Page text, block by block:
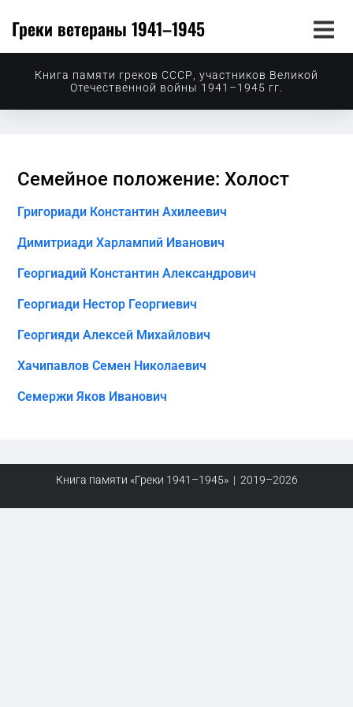
Греки ветераны 1941–1945
Книга памяти греков СССР, участников Великой
Отечественной войны 1941–1945 гг.
Семейное положение: Холост
Григориади Константин Ахилеевич
Димитриади Харлампий Иванович
Георгиадий Константин Александрович
Георгиади Нестор Георгиевич
Георгияди Алексей Михайлович
Хачипавлов Семен Николаевич
Семержи Яков Иванович
Книга памяти «Греки 1941–1945» | 2019–2026